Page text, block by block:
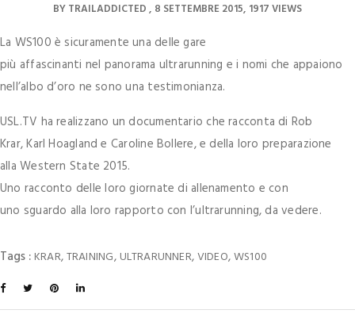
BYTRAILADDICTED 8 SETTEMBRE 2015 1917 VIEWS
La WS100 è sicuramente una delle gare
più affascinanti nel panorama ultrarunning e i nomi che appaiono
nell’albo d’oro ne sono una testimonianza.
USL.TV ha realizzano un documentario che racconta di Rob
Krar, Karl Hoagland e Caroline Bollere, e della loro preparazione
alla Western State 2015.
Uno racconto delle loro giornate di allenamento e con
uno sguardo alla loro rapporto con l’ultrarunning, da vedere.
Tags : KRAR,TRAINING, ULTRARUNNER,VIDEO,WS100